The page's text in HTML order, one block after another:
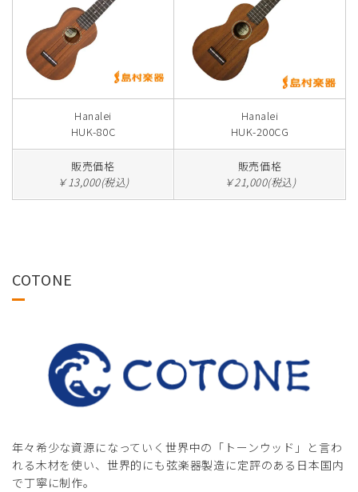
Hanalei
HUK-80C
Hanalei
HUK-200CG
販売価格
￥13,000(税込)
販売価格
￥21,000(税込)
COTONE
年々希少な資源になっていく世界中の「トーンウッド」と言わ
れる木材を使い、世界的にも弦楽器製造に定評のある日本国内
で丁寧に制作。